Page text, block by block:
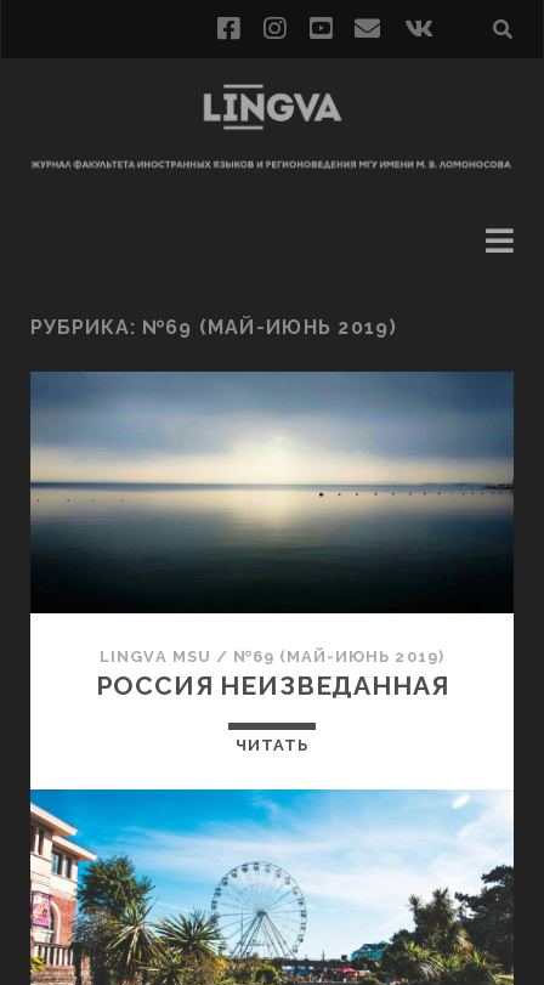
РУБРИКА: №69 (МАЙ-ИЮНЬ 2019)
LINGVA MSU / №69 (МАЙ-ИЮНЬ 2019)
РОССИЯ НЕИЗВЕДАННАЯ
ЧИТАТЬ